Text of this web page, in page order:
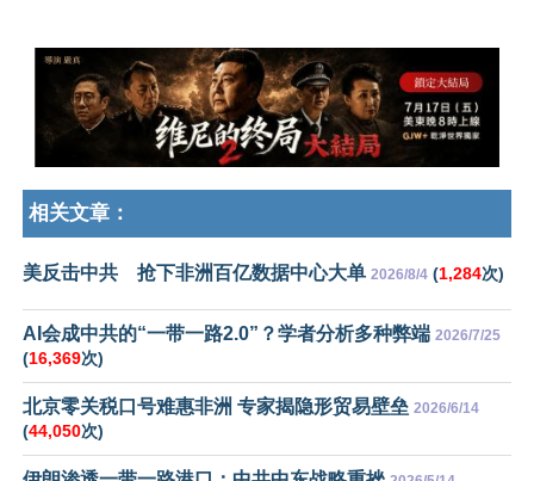
相关文章：
美反击中共 抢下非洲百亿数据中心大单 2026/8/4 (1,284次)
AI会成中共的“一带一路2.0”？学者分析多种弊端 2026/7/25
(16,369次)
北京零关税口号难惠非洲 专家揭隐形贸易壁垒 2026/6/14
(44,050次)